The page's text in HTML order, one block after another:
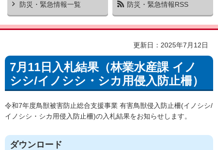
防災・緊急情報一覧 防災・緊急情報RSS
更新日：2025年7月12日
7月11日入札結果（林業水産課 イノ
シシ/イノシシ・シカ用侵入防止柵）
令和7年度鳥獣被害防止総合支援事業 有害鳥獣侵入防止柵(イノシシ/
イノシシ・シカ用侵入防止柵)の入札結果をお知らせします。
ダウンロード